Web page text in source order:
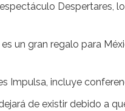
Despertares,
es un gran regalo para
Impulsa, incluye
de existir debido a